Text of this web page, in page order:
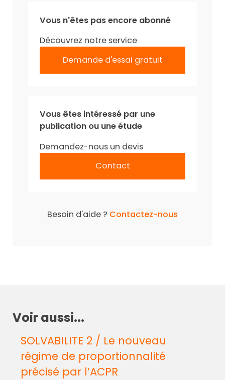
Vous n'êtes pas encore abonné
Découvrez notre service
Demande d'essai gratuit
Vous êtes intéressé par une
publication ou une étude
Demandez-nous un devis
Contact
Besoin d'aide ? Contactez-nous
Voir aussi...
SOLVABILITE 2 / Le nouveau
régime de proportionnalité
précisé par l’ACPR